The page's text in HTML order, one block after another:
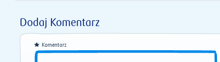
Dodaj Komentarz
Komentarz